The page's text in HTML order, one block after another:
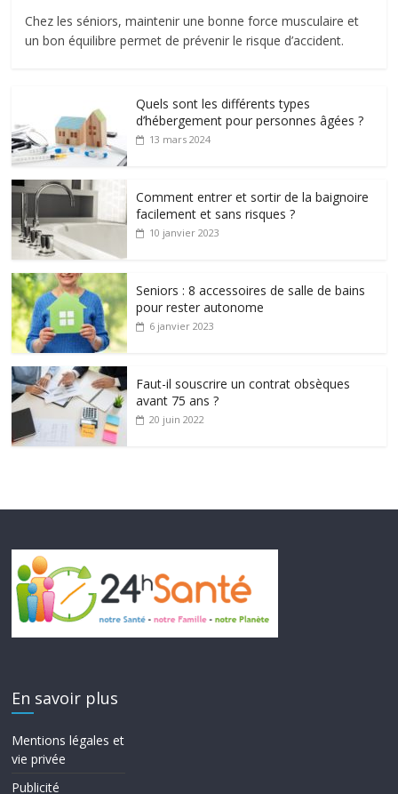
Chez les séniors, maintenir une bonne force musculaire et
un bon équilibre permet de prévenir le risque d’accident.
Quels sont les différents types
d’hébergement pour personnes âgées ?
13 mars 2024
Comment entrer et sortir de la baignoire
facilement et sans risques ?
10 janvier 2023
Seniors : 8 accessoires de salle de bains
pour rester autonome
6 janvier 2023
Faut-il souscrire un contrat obsèques
avant 75 ans ?
20 juin 2022
En savoir plus
Mentions légales et
vie privée
Publicité